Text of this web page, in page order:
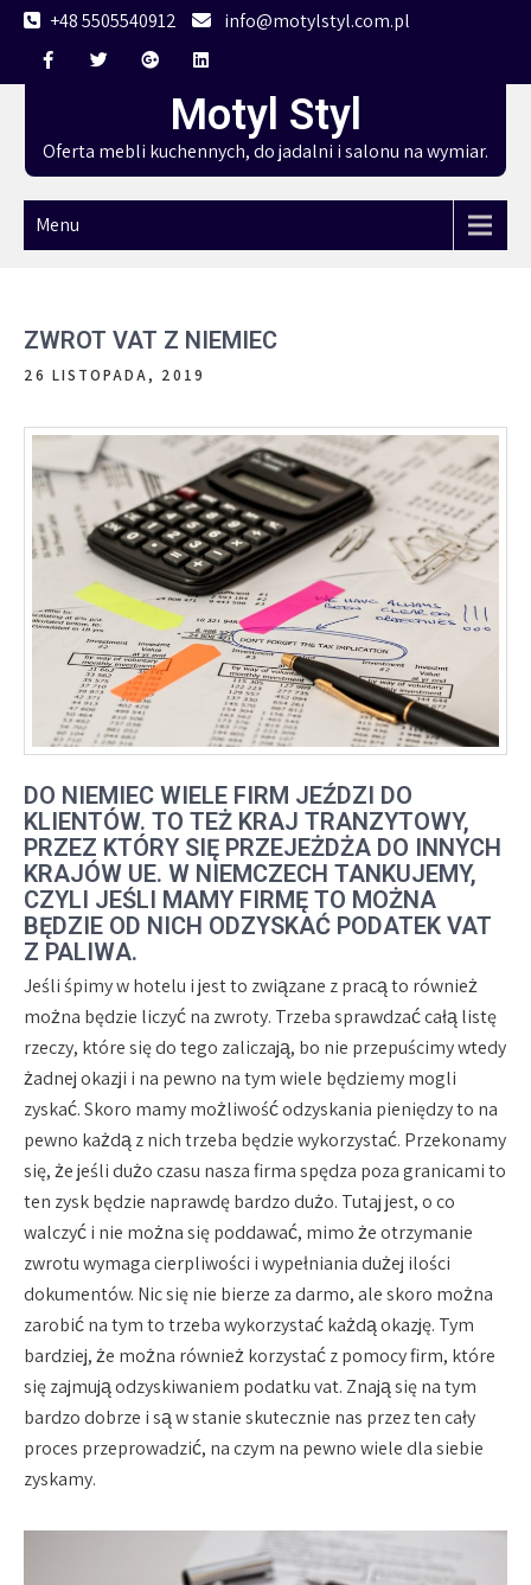
Skip
content
+48 5505540912 info@motylstyl.com.pl
Motyl Styl
Oferta mebli kuchennych, do jadalni i salonu na wymiar.
Menu
ZWROT VAT Z NIEMIEC
26 LISTOPADA, 2019
DO NIEMIEC WIELE FIRM JEŹDZI DO
KLIENTÓW. TO TEŻ KRAJ TRANZYTOWY,
PRZEZ KTÓRY SIĘ PRZEJEŻDŻA DO INNYCH
KRAJÓW UE. W NIEMCZECH TANKUJEMY,
CZYLI JEŚLI MAMY FIRMĘ TO MOŻNA
BĘDZIE OD NICH ODZYSKAĆ PODATEK VAT
Z PALIWA.
Jeśli śpimy w hotelu i jest to związane z pracą to również
można będzie liczyć na zwroty. Trzeba sprawdzać całą listę
rzeczy, które się do tego zaliczają, bo nie przepuścimy wtedy
żadnej okazji i na pewno na tym wiele będziemy mogli
zyskać. Skoro mamy możliwość odzyskania pieniędzy to na
pewno każdą z nich trzeba będzie wykorzystać. Przekonamy
się, że jeśli dużo czasu nasza firma spędza poza granicami to
ten zysk będzie naprawdę bardzo dużo. Tutaj jest, o co
walczyć i nie można się poddawać, mimo że otrzymanie
zwrotu wymaga cierpliwości i wypełniania dużej ilości
dokumentów. Nic się nie bierze za darmo, ale skoro można
zarobić na tym to trzeba wykorzystać każdą okazję. Tym
bardziej, że można również korzystać z pomocy firm, które
się zajmują odzyskiwaniem podatku vat. Znają się na tym
bardzo dobrze i są w stanie skutecznie nas przez ten cały
proces przeprowadzić, na czym na pewno wiele dla siebie
zyskamy.